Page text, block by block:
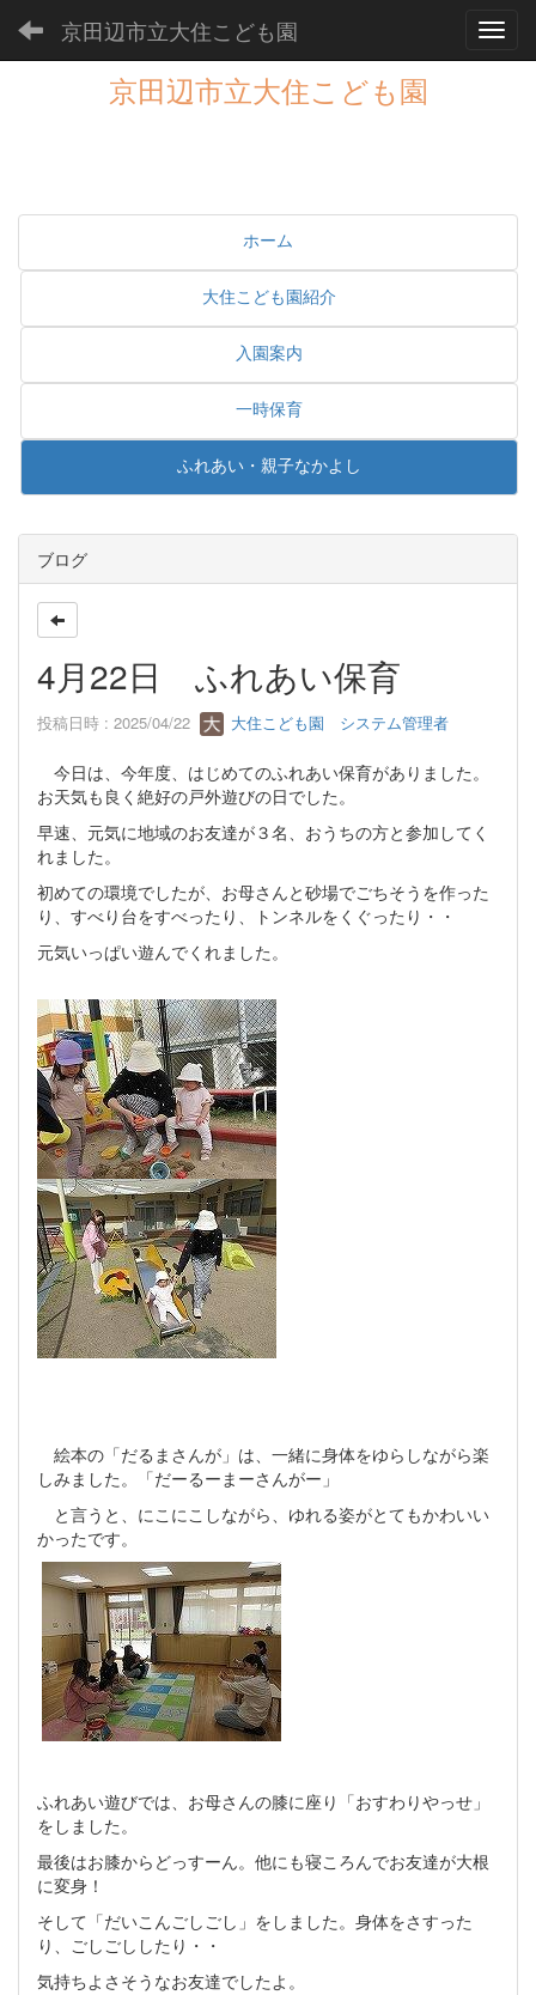
京田辺市立大住こども園
京田辺市立大住こども園
ホーム
大住こども園紹介
入園案内
一時保育
ふれあい・親子なかよし
ブログ
4月22日 ふれあい保育
投稿日時 : 2025/04/22 大住こども園 システム管理者
今日は、今年度、はじめてのふれあい保育がありました。
お天気も良く絶好の戸外遊びの日でした。
早速、元気に地域のお友達が３名、おうちの方と参加してく
れました。
初めての環境でしたが、お母さんと砂場でごちそうを作った
り、すべり台をすべったり、トンネルをくぐったり・・
元気いっぱい遊んでくれました。
絵本の「だるまさんが」は、一緒に身体をゆらしながら楽
しみました。「だーるーまーさんがー」
と言うと、にこにこしながら、ゆれる姿がとてもかわいい
かったです。
ふれあい遊びでは、お母さんの膝に座り「おすわりやっせ」
をしました。
最後はお膝からどっすーん。他にも寝ころんでお友達が大根
に変身！
そして「だいこんごしごし」をしました。身体をさすった
り、ごしごししたり・・
気持ちよさそうなお友達でしたよ。